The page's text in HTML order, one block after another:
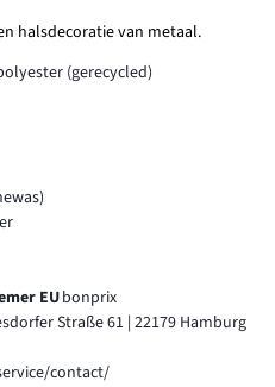
halsdecoratie van metaal.
(gerecycled)
EUbonprix
Straße 61 | 22179 Hamburg
contact/